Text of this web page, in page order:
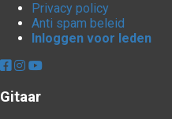
Privacy policy
Anti spam beleid
Inloggen voor leden
Gitaar